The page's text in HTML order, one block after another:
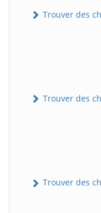
Trouver des
Trouver des
Trouver des